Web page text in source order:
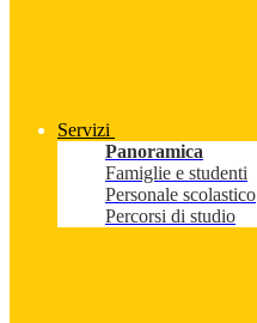
Servizi
Panoramica
Famiglie e studenti
Personale scolastico
Percorsi di studio